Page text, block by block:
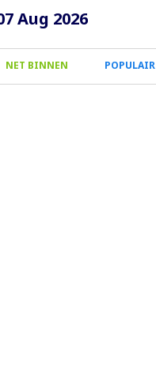
Overslaan
naar
inhoud
Aug 2026
NET BINNEN POPULAIR